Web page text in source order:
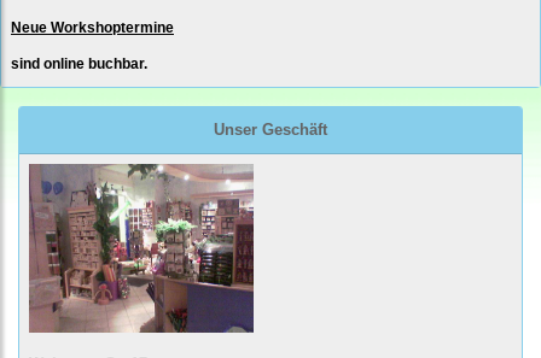
Neue Workshoptermine
sind online buchbar.
Unser Geschäft